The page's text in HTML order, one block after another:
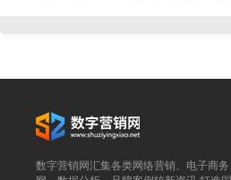
兼容性至关重要。该系列产品支持
接受无源干接点信号，输入电压范
模拟量控制接受0-10V、2-10V、
数字营销网汇集各类网络营销、电子商